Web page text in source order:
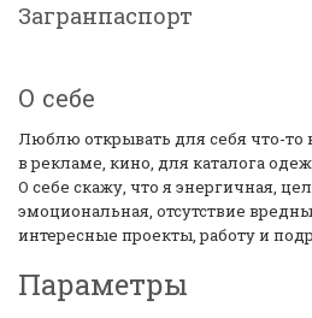
Загранпаспорт
О себе
Люблю открывать для себя что-то
в рекламе, кино, для каталога
О себе скажу, что я энергичная,
эмоциональная, отсутствие
интересные проекты, работу и
Параметры